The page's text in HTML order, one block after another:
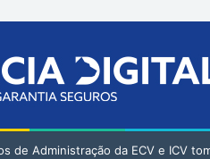
Administração da ECV e ICV